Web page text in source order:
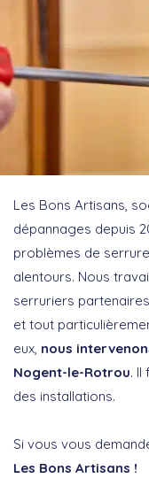
Les Bons Artisans,
dépannages depuis
problèmes de
alentours. Nous
serruriers
et tout
eux, nous
Nogent-le-Rotrou. Il
des installations.
Si vous vous
Les Bons Artisans !